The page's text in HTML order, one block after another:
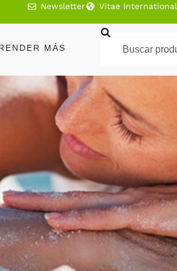
Newsletter Vitae International
MÁS